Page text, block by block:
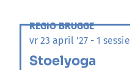
REGIO BRUGGE
vr 23 april '27 - 1 sessie
Stoelyoga